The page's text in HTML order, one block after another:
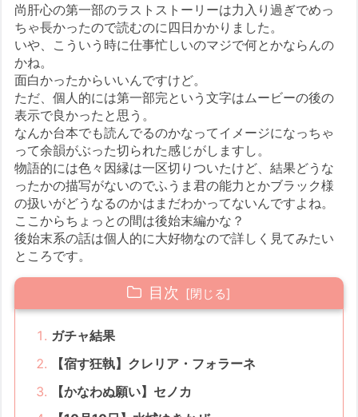
尚肝心の第一部のラストストーリーは力入り過ぎでめっ
ちゃ長かったので読むのに四日かかりました。
いや、こういう時に仕事忙しいのマジで何とかならんの
かね。
面白かったからいいんですけど。
ただ、個人的には第一部完という文字はムービーの後の
表示で良かったと思う。
なんか台本でも読んでるのかなってイメージになっちゃ
って余韻がぶった切られた感じがしますし。
物語的には色々因縁は一区切りついたけど、結果どうな
ったかの描写がないのでふうま君の能力とかブラック様
の扱いがどうなるのかはまだわかってないんですよね。
ここからちょっとの間は後始末編かな？
後始末系の話は個人的に大好物なので詳しく見てみたい
ところです。
目次
ガチャ結果
【宿す狂執】クレリア・フォラーネ
【かなわぬ願い】セノカ